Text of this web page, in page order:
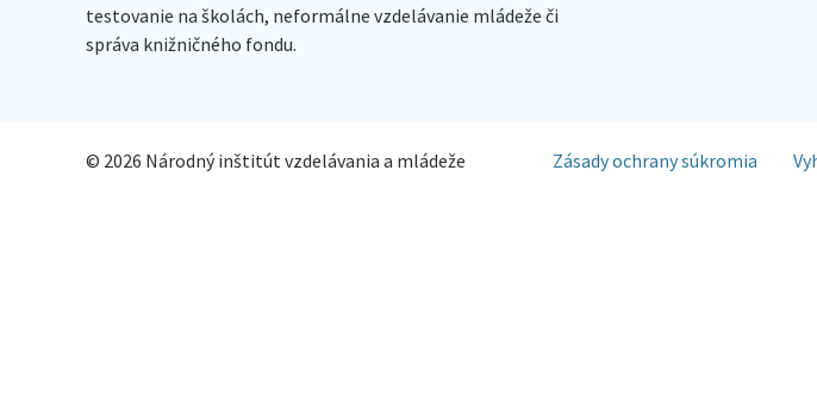
testovanie na školách, neformálne vzdelávanie mládeže či
správa knižničného fondu.
© 2026 Národný inštitút vzdelávania a mládeže Zásady ochrany súkromia